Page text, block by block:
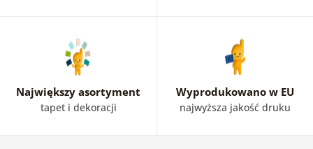
Największy asortyment
tapet i dekoracji
Wyprodukowano w EU
najwyższa jakość druku